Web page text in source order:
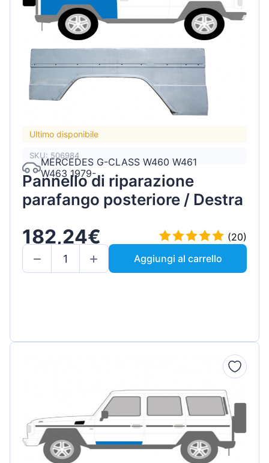
Ultimo disponibile
SKU: 506984
MERCEDES G-CLASS W460 W461
W463 1979-
Pannello di riparazione
parafango posteriore / Destra
182,24€
(20)
Aggiungi al carrello